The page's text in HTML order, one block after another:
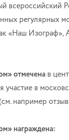
всероссийский
регулярных
«Наш
отмечена в
в
например
награждена: